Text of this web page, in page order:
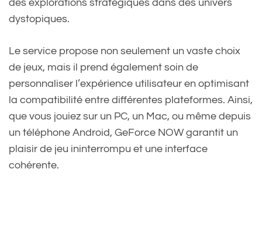
des explorations stratégiques dans des univers
dystopiques.
Le service propose non seulement un vaste choix
de jeux, mais il prend également soin de
personnaliser l’expérience utilisateur en optimisant
la compatibilité entre différentes plateformes. Ainsi,
que vous jouiez sur un PC, un Mac, ou même depuis
un téléphone Android, GeForce NOW garantit un
plaisir de jeu ininterrompu et une interface
cohérente.